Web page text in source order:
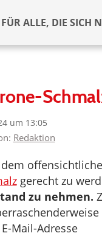
FÜR ALLE, DIE SICH
um 13:05
Redaktion
gerecht zu
zu nehmen.
Mail-Adresse